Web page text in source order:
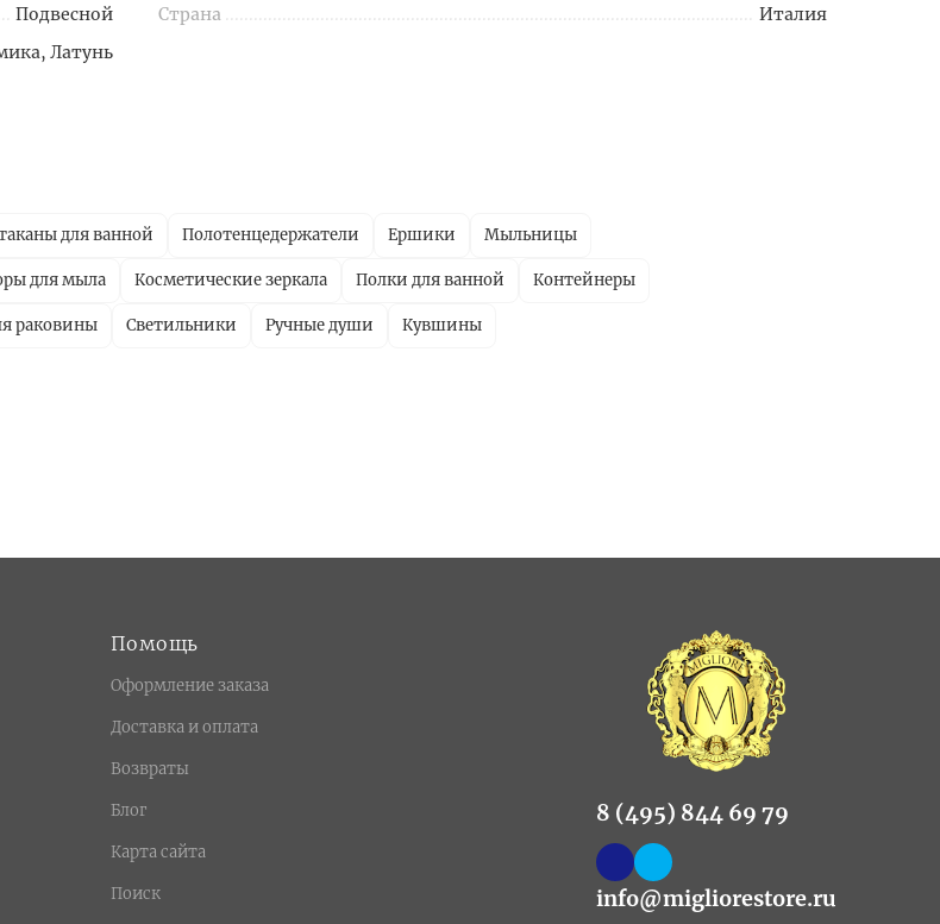
Подвесной
Латунь
Страна
Италия
для ванной Полотенцедержатели Ершики Мыльницы
для мыла Косметические зеркала Полки для ванной Контейнеры
раковины Светильники Ручные души Кувшины
Помощь
Оформление заказа
Доставка и оплата
Возвраты
Блог
Карта сайта
Поиск
8 (495) 844 69 79
info@migliorestore.ru